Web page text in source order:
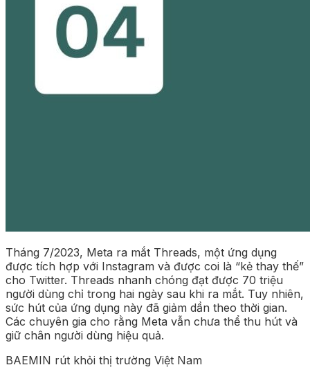
Tháng 7/2023, Meta ra mắt Threads, một ứng dụng
được tích hợp với Instagram và được coi là “kẻ thay thế”
cho Twitter. Threads nhanh chóng đạt được 70 triệu
người dùng chỉ trong hai ngày sau khi ra mắt. Tuy nhiên,
sức hút của ứng dụng này đã giảm dần theo thời gian.
Các chuyên gia cho rằng Meta vẫn chưa thể thu hút và
giữ chân người dùng hiệu quả.
BAEMIN rút khỏi thị trường Việt Nam